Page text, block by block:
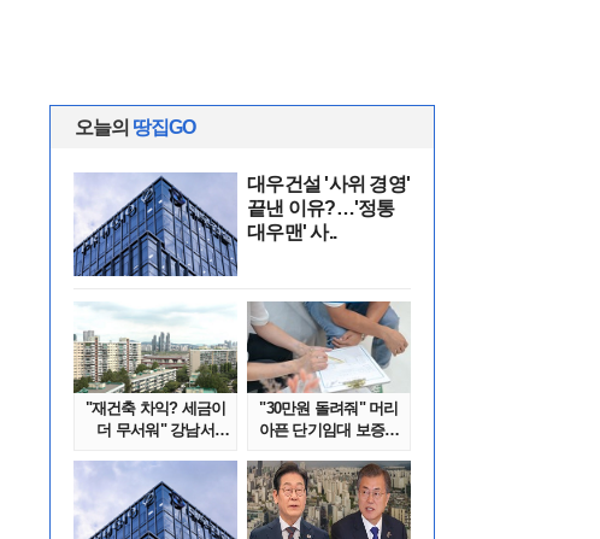
오늘의 땅집GO
대우건설 '사위 경영'
끝낸 이유?…'정통
대우맨' 사..
"재건축 차익? 세금이
더 무서워" 강남서
"30만원 돌려줘" 머리
아픈 단기임대 보증금